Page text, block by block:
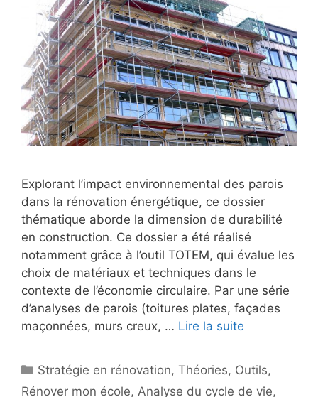
Explorant l’impact environnemental des parois
dans la rénovation énergétique, ce dossier
thématique aborde la dimension de durabilité
en construction. Ce dossier a été réalisé
notamment grâce à l’outil TOTEM, qui évalue les
choix de matériaux et techniques dans le
contexte de l’économie circulaire. Par une série
d’analyses de parois (toitures plates, façades
maçonnées, murs creux, … Lire la suite
Catégories
Stratégie en rénovation,Théories, Outils,
Rénover mon école, Analyse du cycle de vie,